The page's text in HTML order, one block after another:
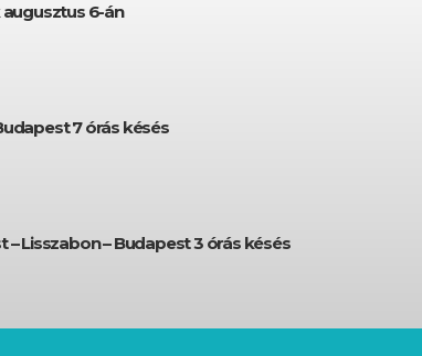
6-án
7 órás késés
– Lisszabon – Budapest 3 órás késés